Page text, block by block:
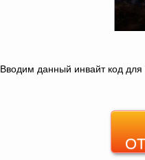
Вводим данный инвайт код для